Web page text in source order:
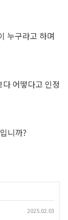
누구라고 하며
어떻다고 인정
니까?
2025.02.03